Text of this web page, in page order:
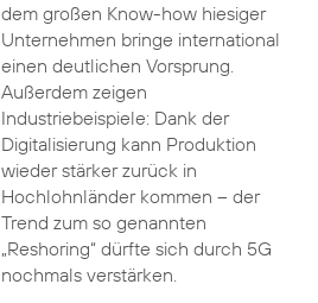
dem großen Know-how hiesiger
Unternehmen bringe international
einen deutlichen Vorsprung.
Außerdem zeigen
Industriebeispiele: Dank der
Digitalisierung kann Produktion
wieder stärker zurück in
Hochlohnländer kommen – der
Trend zum so genannten
„Reshoring“ dürfte sich durch 5G
nochmals verstärken.